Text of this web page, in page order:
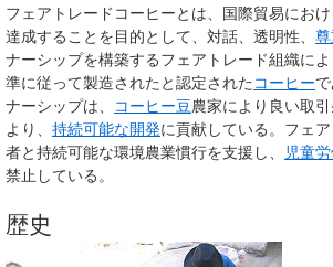
フェアトレードコーヒーとは、国際貿易にお
達成することを目的として、対話、透明性、
ナーシップを構築するフェアトレード組織によ
準に従って製造されたと認定された コーヒー
ナーシップは、
コーヒー豆農家により良い取
より、 持続可能な開発に貢献している。フェ
者と持続可能な環境農業慣行を支援し、
児童
禁止している。
歴史